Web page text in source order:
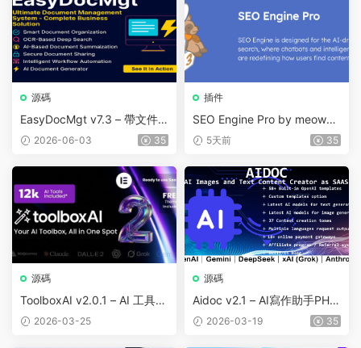
源碼
EasyDocMgt v7.3 – 帶文件
共享功能的AI文檔管理系統
2026-06-03 35
插件
SEO Engine Pro by meowap
ps v0.8.8
5天前 35
源碼
ToolboxAI v2.0.1 – AI 工具目
錄 SaaS
2026-03-25
源碼
Aidoc v2.1 – AI寫作助手PHP
源碼2026-03-19 35